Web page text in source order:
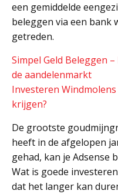
een gemiddelde
beleggen via een bank
getreden.
Simpel Geld Beleggen
de aandelenmarkt
Investeren
krijgen?
De grootste
heeft in de afgelopen
gehad, kan je Adsense
Wat is goede
dat het langer kan